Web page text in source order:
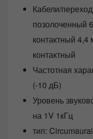
Кабели/
позолоченный
контактный
контактный
Частотная
(-10 дБ)
Уровень
на 1V 1кГц
тип: